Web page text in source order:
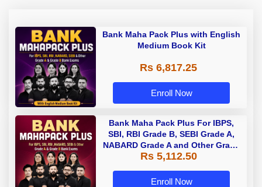
Bank Maha Pack Plus with English
Medium Book Kit
Rs 6,817.25
Enroll Now
Bank Maha Pack Plus For IBPS,
SBI, RBI Grade B, SEBI Grade A,
NABARD Grade A and Other Grade
A & Grade B Bank Exams
Rs 5,112.50
Enroll Now